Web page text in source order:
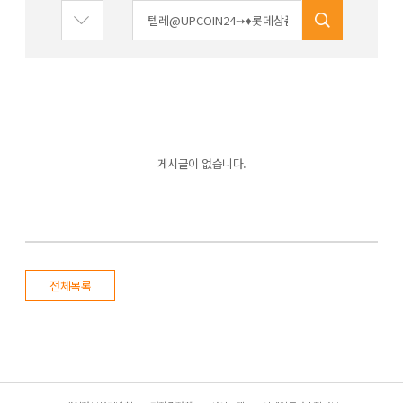
게시글이 없습니다.
전체목록